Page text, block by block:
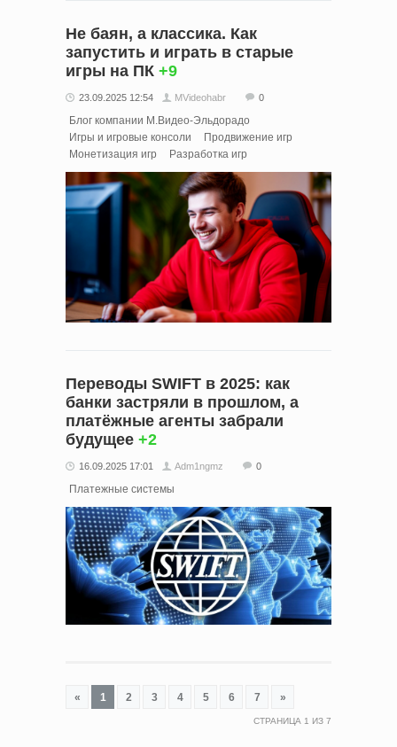
Не баян, а классика. Как
запустить и играть в старые
игры на ПК +9
23.09.2025 12:54 MVideohabr 0
Блог компании М.Видео-Эльдорадо
Игры и игровые консоли
Продвижение игр
Монетизация игр
Разработка игр
Переводы SWIFT в 2025: как
банки застряли в прошлом, а
платёжные агенты забрали
будущее +2
16.09.2025 17:01 Adm1ngmz 0
Платежные системы
« 1 2 3 4 5 6 7 »
СТРАНИЦА 1 ИЗ 7